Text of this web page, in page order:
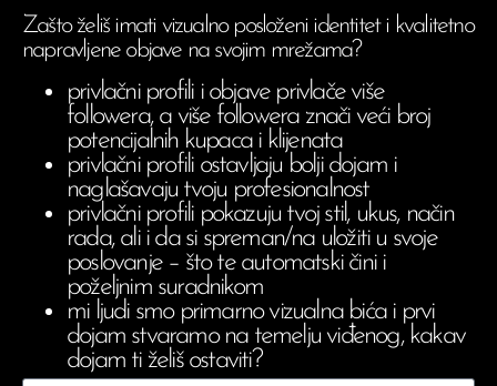
Zašto želiš imati vizualno posloženi identitet i kvalitetno
napravljene objave na svojim mrežama?
privlačni profili i objave privlače više
followera, a više followera znači veći broj
potencijalnih kupaca i klijenata
privlačni profili ostavljaju bolji dojam i
naglašavaju tvoju profesionalnost
privlačni profili pokazuju tvoj stil, ukus, način
rada, ali i da si spreman/na uložiti u svoje
poslovanje – što te automatski čini i
poželjnim suradnikom
mi ljudi smo primarno vizualna bića i prvi
dojam stvaramo na temelju viđenog, kakav
dojam ti želiš ostaviti?